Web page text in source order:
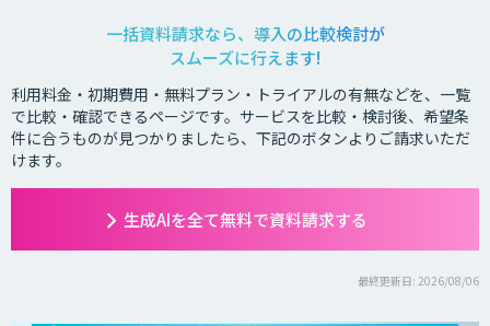
一括資料請求なら、導入の比較検討が
スムーズに行えます!
利用料金・初期費用・無料プラン・トライアルの有無などを、一覧
で比較・確認できるページです。サービスを比較・検討後、希望条
件に合うものが見つかりましたら、下記のボタンよりご請求いただ
けます。
生成AIを全て無料で資料請求する
最終更新日: 2026/08/06